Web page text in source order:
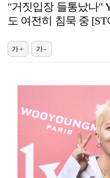
"거짓입장 들통났나"
도 여전히 침묵 중 [ST
가+ 가-